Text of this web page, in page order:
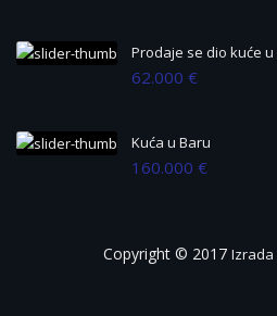
Prodaje se dio kuće u
62.000 €
Kuća u Baru
160.000 €
Copyright © 2017 Izrada